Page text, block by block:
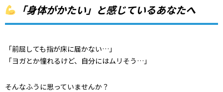
「身体がかたい」と感じているあなたへ
「前屈しても指が床に届かない…」
「ヨガとか憧れるけど、自分にはムリそう…」
そんなふうに思っていませんか？